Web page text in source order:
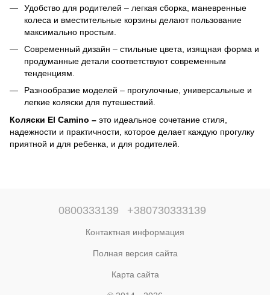
Удобство для родителей – легкая сборка, маневренные
колеса и вместительные корзины делают пользование
максимально простым.
Современный дизайн – стильные цвета, изящная форма и
продуманные детали соответствуют современным
тенденциям.
Разнообразие моделей – прогулочные, универсальные и
легкие коляски для путешествий.
Коляски El Camino – это идеальное сочетание стиля,
надежности и практичности, которое делает каждую прогулку
приятной и для ребенка, и для родителей.
0800333139 +380730333139
Контактная информация
Полная версия сайта
Карта сайта